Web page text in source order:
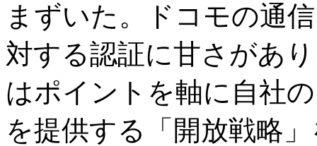
まずいた。ドコモの通
対する認証に甘さがあ
はポイントを軸に自社
を提供する「開放戦略